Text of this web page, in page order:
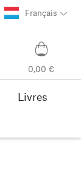
Français
0,00 €
Livres